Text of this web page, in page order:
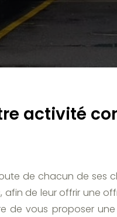
activité
de chacun de ses
afin de leur offrir une
de vous proposer